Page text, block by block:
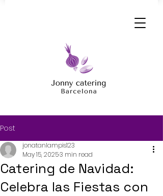
Post
Catering de Navidad:
Celebra las Fiestas con
jonatanlampis123
May 15, 20253 min read